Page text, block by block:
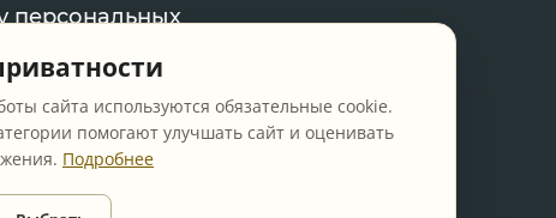
персональных
файлов
сайта используются обязательные cookie.
помогают улучшать сайт и оценивать
Подробнее